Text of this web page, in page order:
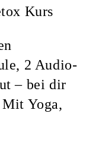
Kurs
2 Audio-
– bei dir
Yoga,